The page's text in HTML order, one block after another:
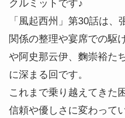
クルミットです♪
「風起西州」第30話は、
関係の整理や宴席での駆
や阿史那云伊、麴崇裕た
に深まる回です。
これまで乗り越えてきた
信頼や優しさに変わって